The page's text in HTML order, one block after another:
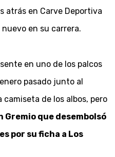
atrás en Carve Deportiva
en su carrera.
en uno de los palcos
pasado junto al
de los albos, pero
Gremio que desembolsó
por su ficha a Los